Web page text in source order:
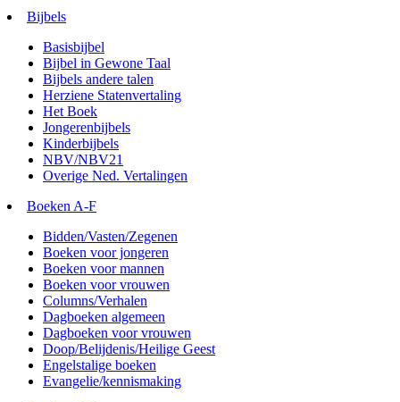
Bijbels
Basisbijbel
Bijbel in Gewone Taal
Bijbels andere talen
Herziene Statenvertaling
Het Boek
Jongerenbijbels
Kinderbijbels
NBV/NBV21
Overige Ned. Vertalingen
Boeken A-F
Bidden/Vasten/Zegenen
Boeken voor jongeren
Boeken voor mannen
Boeken voor vrouwen
Columns/Verhalen
Dagboeken algemeen
Dagboeken voor vrouwen
Doop/Belijdenis/Heilige Geest
Engelstalige boeken
Evangelie/kennismaking